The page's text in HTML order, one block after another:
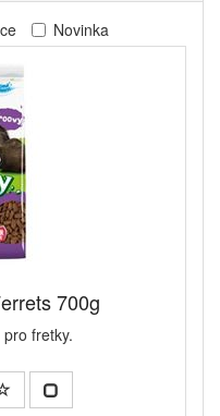
Novinka
700g
fretky.